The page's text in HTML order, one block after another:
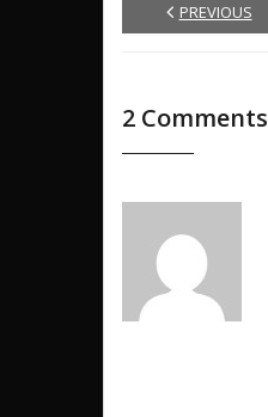
PREVIOUS
2 Comments